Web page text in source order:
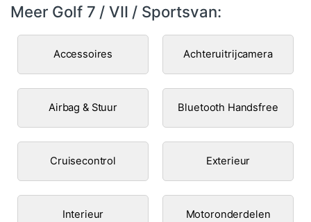
Meer Golf 7 / VII / Sportsvan:
Accessoires Achteruitrijcamera
Airbag & Stuur Bluetooth Handsfree
Cruisecontrol Exterieur
Interieur Motoronderdelen